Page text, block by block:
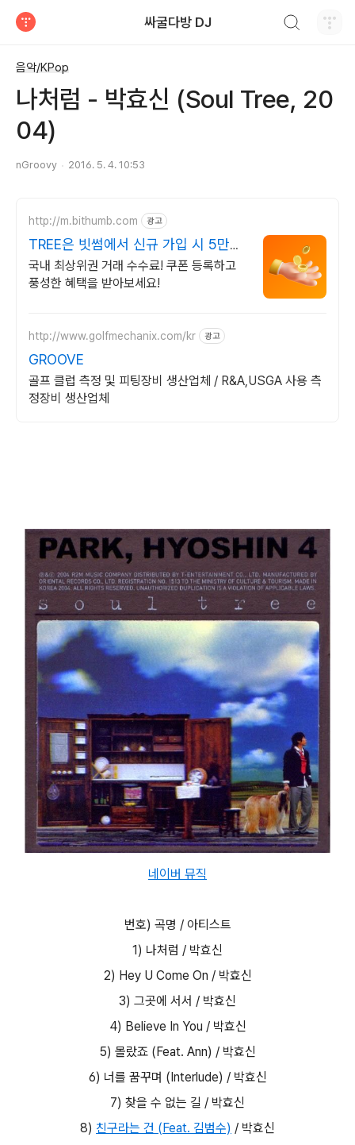
싸굴다방 DJ
음악/KPop
나처럼 - 박효신 (Soul Tree, 20
04)
nGroovy 2016. 5. 4. 10:53
http://m.bithumb.com 광고
TREE은 빗썸에서 신규 가입 시 5만원
혜택
국내 최상위권 거래 수수료! 쿠폰 등록하고
풍성한 혜택을 받아보세요!
http://www.golfmechanix.com/kr 광고
GROOVE
골프 클럽 측정 및 피팅장비 생산업체 / R&A,USGA 사용 측
정장비 생산업체
네이버 뮤직
번호) 곡명 / 아티스트
1) 나처럼 / 박효신
2) Hey U Come On / 박효신
3) 그곳에 서서 / 박효신
4) Believe In You / 박효신
5) 몰랐죠 (Feat. Ann) / 박효신
6) 너를 꿈꾸며 (Interlude) / 박효신
7) 찾을 수 없는 길 / 박효신
8) 친구라는 건 (Feat. 김범수) / 박효신